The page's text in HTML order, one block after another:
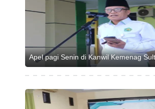
Apel pagi Senin di Kanwil Kemenag